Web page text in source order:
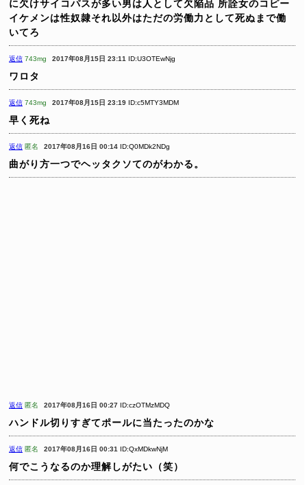
に欠けサイコパスが多い男は人として欠陥品 所詮女のコピー
イケメンは性奴隷それ以外はただの労働力として死ぬまで働
いてろ
返信 743mg 2017年08月15日 23:11 ID:U3OTEwNjg
ワロタ
返信 743mg 2017年08月15日 23:19 ID:c5MTY3MDM
早く死ね
返信 匿名 2017年08月16日 00:14 ID:Q0MDk2NDg
曲がり方一つでヘッタクソてのがわかる。
返信 匿名 2017年08月16日 00:27 ID:czOTMzMDQ
ハンドル切りすぎてポールに当たったのかな
返信 匿名 2017年08月16日 00:31 ID:QxMDkwNjM
何でこうなるのか理解しがたい（笑）